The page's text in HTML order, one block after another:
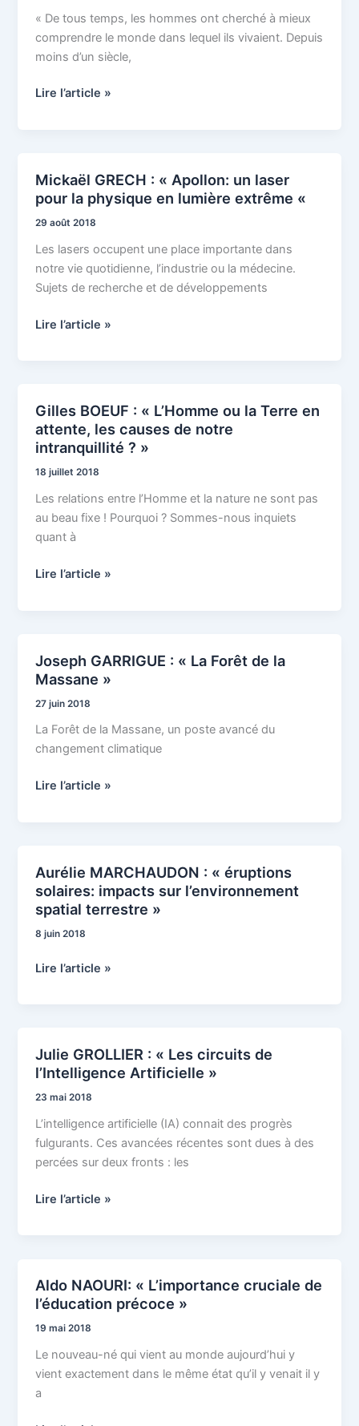
« De tous temps, les hommes ont cherché à mieux
comprendre le monde dans lequel ils vivaient. Depuis
moins d’un siècle,
L’Homme
face
à
Lire l’article »
Mickaël GRECH : « Apollon: un laser
pour la physique en lumière extrême «
29 août 2018
Les lasers occupent une place importante dans
notre vie quotidienne, l’industrie ou la médecine.
Sujets de recherche et de développements
Mickaël
GRECH
:
un
laser
pour
physique
«
Lire l’article »
Gilles BOEUF : « L’Homme ou la Terre en
attente, les causes de notre
intranquillité ? »
18 juillet 2018
Les relations entre l’Homme et la nature ne sont pas
au beau fixe ! Pourquoi ? Sommes-nous inquiets
quant à
Gilles
BOEUF
:
« L’Homme
la
Terre
en
intranquillité
? »
Lire l’article »
Joseph GARRIGUE : « La Forêt de la
Massane »
27 juin 2018
La Forêt de la Massane, un poste avancé du
changement climatique
Joseph
GARRIGUE
:
Forêt
de
Massane »
Lire l’article »
Aurélie MARCHAUDON : « éruptions
solaires: impacts sur l’environnement
spatial terrestre »
8 juin 2018
Aurélie
MARCHAUDON
:
« éruptions
impacts
terrestre »
Lire l’article »
Julie GROLLIER : « Les circuits de
l’Intelligence Artificielle »
23 mai 2018
L’intelligence artificielle (IA) connait des progrès
fulgurants. Ces avancées récentes sont dues à des
percées sur deux fronts : les
Julie
GROLLIER
:
circuits
de
l’Intelligence
Lire l’article »
Aldo NAOURI: « L’importance cruciale de
l’éducation précoce »
19 mai 2018
Le nouveau-né qui vient au monde aujourd’hui y
vient exactement dans le même état qu’il y venait il y
a
Aldo
NAOURI:
« L’importance
de
l’éducation
précoce »